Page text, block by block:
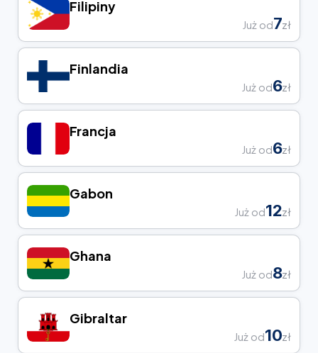
Filipiny
Już od7zł
Finlandia
Już od6zł
Francja
Już od6zł
Gabon
Już od12zł
Ghana
Już od8zł
Gibraltar
Już od10zł